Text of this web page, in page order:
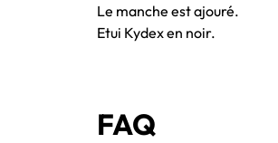
Le manche est ajouré.
Etui Kydex en noir.
FAQ